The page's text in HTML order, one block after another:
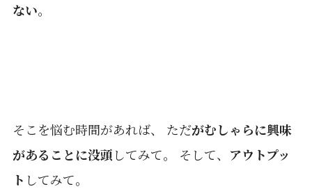
ない。
そこを悩む時間があれば、 ただがむしゃらに興味
があることに没頭してみて。 そして、 アウトプッ
ト してみて。